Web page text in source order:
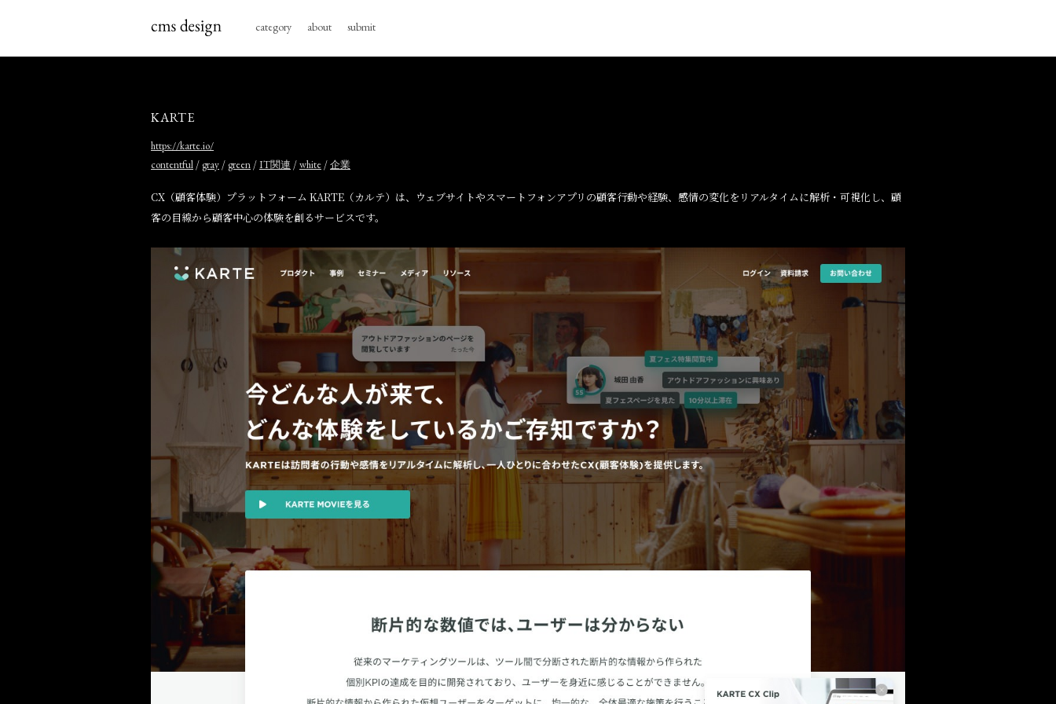
category about submit
KARTE
https://karte.io/
contentful / gray / green /IT関連 /white /企業
CX（顧客体験）プラットフォーム KARTE（カルテ）は、ウェブサイトやスマートフォンアプリの顧客行動や経験、感情の変化をリアルタイムに解析・可視化し、顧
客の目線から顧客中心の体験を創るサービスです。